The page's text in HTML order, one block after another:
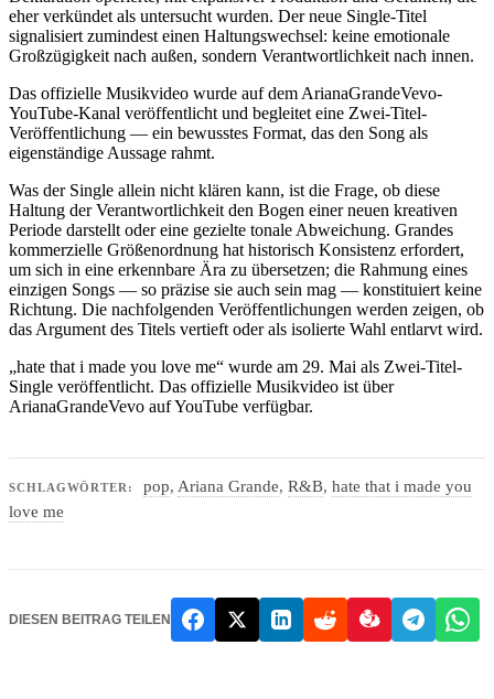
eher verkündet als untersucht wurden. Der neue Single-Titel
signalisiert zumindest einen Haltungswechsel: keine emotionale
Großzügigkeit nach außen, sondern Verantwortlichkeit nach innen.
Das offizielle Musikvideo wurde auf dem ArianaGrandeVevo-
YouTube-Kanal veröffentlicht und begleitet eine Zwei-Titel-
Veröffentlichung — ein bewusstes Format, das den Song als
eigenständige Aussage rahmt.
Was der Single allein nicht klären kann, ist die Frage, ob diese
Haltung der Verantwortlichkeit den Bogen einer neuen kreativen
Periode darstellt oder eine gezielte tonale Abweichung. Grandes
kommerzielle Größenordnung hat historisch Konsistenz erfordert,
um sich in eine erkennbare Ära zu übersetzen; die Rahmung eines
einzigen Songs — so präzise sie auch sein mag — konstituiert keine
Richtung. Die nachfolgenden Veröffentlichungen werden zeigen, ob
das Argument des Titels vertieft oder als isolierte Wahl entlarvt wird.
„hate that i made you love me“ wurde am 29. Mai als Zwei-Titel-
Single veröffentlicht. Das offizielle Musikvideo ist über
ArianaGrandeVevo auf YouTube verfügbar.
SCHLAGWÖRTER: pop, Ariana Grande, R&B, hate that i made you
love me
DIESEN BEITRAG TEILEN